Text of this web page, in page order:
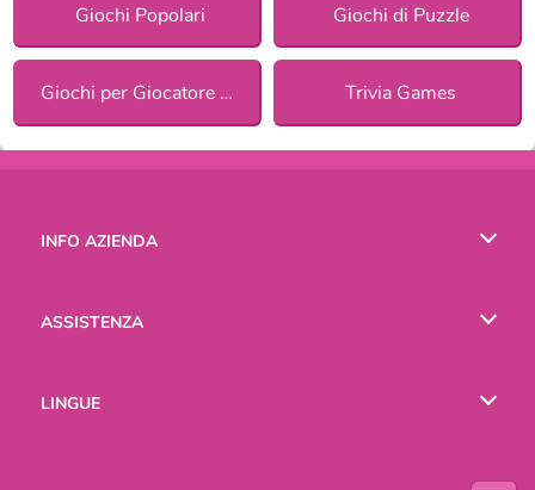
Giochi Popolari Giochi di Puzzle
Giochi per Giocatore Singolo Trivia Games
INFO AZIENDA
ASSISTENZA
LINGUE